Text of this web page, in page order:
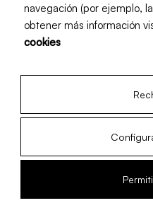
para disfrutarla en
sencilla. Proporciona
y asegura la mejor calidad
navegación (por ejemplo,
obtener más información
cookies